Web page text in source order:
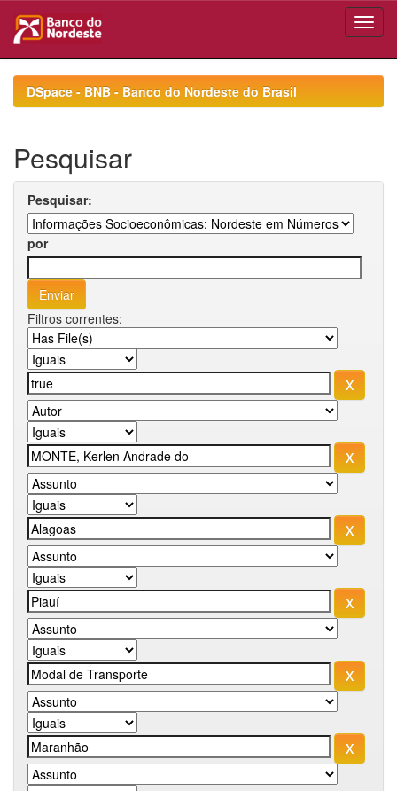
navigationDSpace - BNB - Banco do Nordeste do Brasil
Pesquisar
Pesquisar:
por
Filtros correntes: